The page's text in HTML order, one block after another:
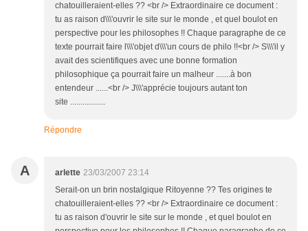
chatouilleraient-elles ?? <br /> Extraordinaire ce document :
tu as raison d\\\'ouvrir le site sur le monde , et quel boulot en
perspective pour les philosophes !! Chaque paragraphe de ce
texte pourrait faire l\\\'objet d\\\'un cours de philo !!<br /> S\\\'il y
avait des scientifiques avec une bonne formation
philosophique ça pourrait faire un malheur .......à bon
entendeur ......<br /> J\\\'apprécie toujours autant ton
site .................
Répondre
A arlette 23/03/2007 23:14
Serait-on un brin nostalgique Ritoyenne ?? Tes origines te
chatouilleraient-elles ?? <br /> Extraordinaire ce document :
tu as raison d'ouvrir le site sur le monde , et quel boulot en